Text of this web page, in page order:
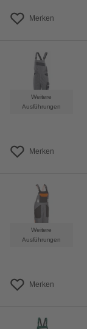
Merken
Weitere
Ausführungen
Merken
Weitere
Ausführungen
Merken